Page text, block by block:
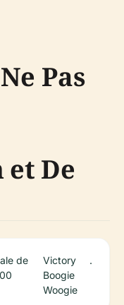
Pas
De
de
Victory
Boogie
Woogie
.